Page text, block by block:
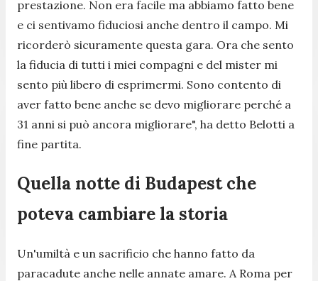
prestazione. Non era facile ma abbiamo fatto bene
e ci sentivamo fiduciosi anche dentro il campo. Mi
ricorderò sicuramente questa gara. Ora che sento
la fiducia di tutti i miei compagni e del mister mi
sento più libero di esprimermi. Sono contento di
aver fatto bene anche se devo migliorare perché a
31 anni si può ancora migliorare", ha detto Belotti a
fine partita.
Quella notte di Budapest che
poteva cambiare la storia
Un'umiltà e un sacrificio che hanno fatto da
paracadute anche nelle annate amare. A Roma per